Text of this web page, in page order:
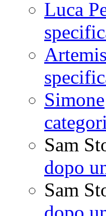
Luca
Simone
Sam
dopo
Sam